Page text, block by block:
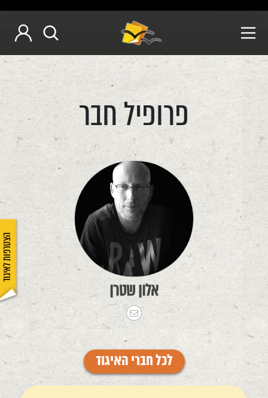
הצטרפות לאיגוד
פרופיל חבר
אלון שטרן
לכל חברי האיגוד